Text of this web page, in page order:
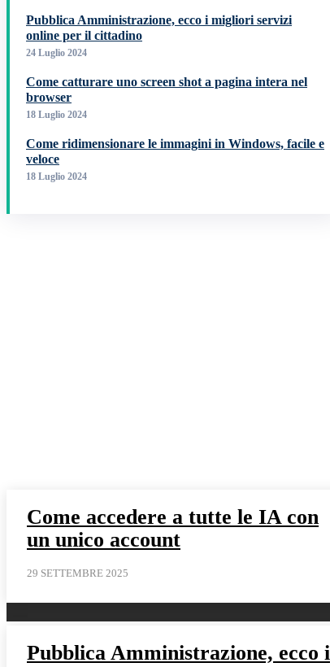
Pubblica Amministrazione, ecco i migliori servizi
online per il cittadino
24 Luglio 2024
Come catturare uno screen shot a pagina intera nel
browser
18 Luglio 2024
Come ridimensionare le immagini in Windows, facile e
veloce
18 Luglio 2024
Come accedere a tutte le IA con
un unico account
29 SETTEMBRE 2025
Pubblica Amministrazione, ecco i